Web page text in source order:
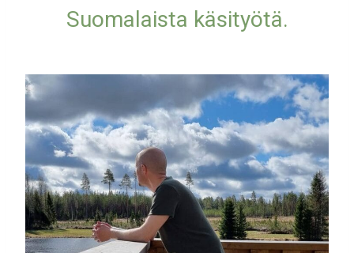
Suomalaista käsityötä.